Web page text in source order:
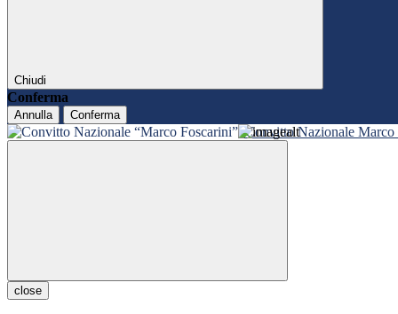
Chiudi
Conferma
Annulla Conferma
Convitto Nazionale Marco
close